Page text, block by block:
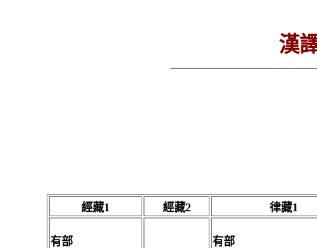
漢
經藏1 經藏2 律藏1
有部
有部